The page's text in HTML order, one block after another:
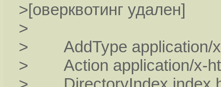
>[оверквотинг удален]
>
> AddType application/x-
> Action application/x-